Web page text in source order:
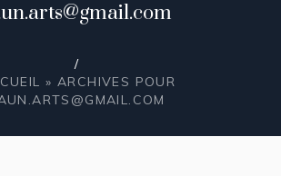
/
» ARCHIVES POUR